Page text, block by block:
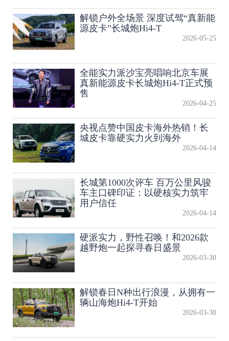
解锁户外全场景 深度试驾“真新能
源皮卡”长城炮Hi4-T
2026-05-25
全能实力派沙宝亮唱响北京车展
真新能源皮卡长城炮Hi4-T正式预
售
2026-04-25
央视点赞中国皮卡海外热销！长
城皮卡靠硬实力火到海外
2026-04-14
长城第1000次评车 百万公里风骏
车主口碑印证：以硬核实力筑牢
用户信任
2026-04-14
硬派实力，野性召唤！和2026款
越野炮一起探寻春日盛景
2026-03-30
解锁春日N种出行浪漫，从拥有一
辆山海炮Hi4-T开始
2026-03-30